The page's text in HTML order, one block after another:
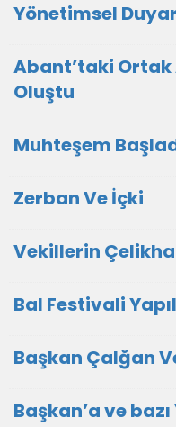
Yönetimsel
Abant’taki Ortak
Oluştu
Muhteşem
Zerban Ve İçki
Vekillerin
Bal Festivali
Başkan Çalğan
Başkan’a ve